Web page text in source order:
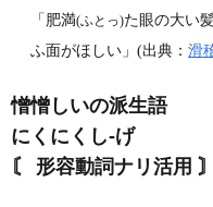
「肥満(ふとっ)た眼の大い
ふ面がほしい」(出典： 滑
憎憎しいの派生語
にくにくし‐げ
〘 形容動詞ナリ活用 〙